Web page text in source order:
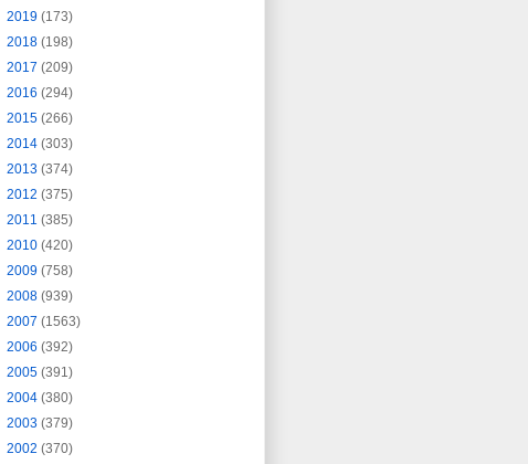
2019 (173)
2018 (198)
2017 (209)
2016 (294)
2015 (266)
2014 (303)
2013 (374)
2012 (375)
2011 (385)
2010 (420)
2009 (758)
2008 (939)
2007 (1563)
2006 (392)
2005 (391)
2004 (380)
2003 (379)
2002 (370)